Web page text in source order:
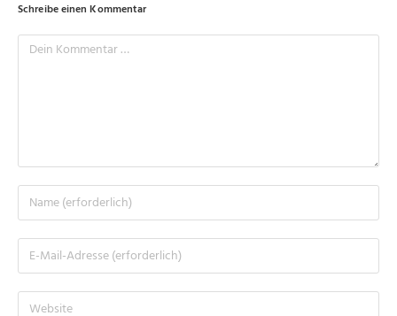
Schreibe einen Kommentar